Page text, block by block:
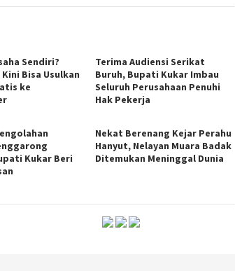
Sendiri?
Bisa Usulkan
ke
Terima Audiensi Serikat
Buruh, Bupati Kukar Imbau
Seluruh Perusahaan Penuhi
Hak Pekerja
Kukar Beri
Nekat Berenang Kejar Perahu
Hanyut, Nelayan Muara Badak
Ditemukan Meninggal Dunia